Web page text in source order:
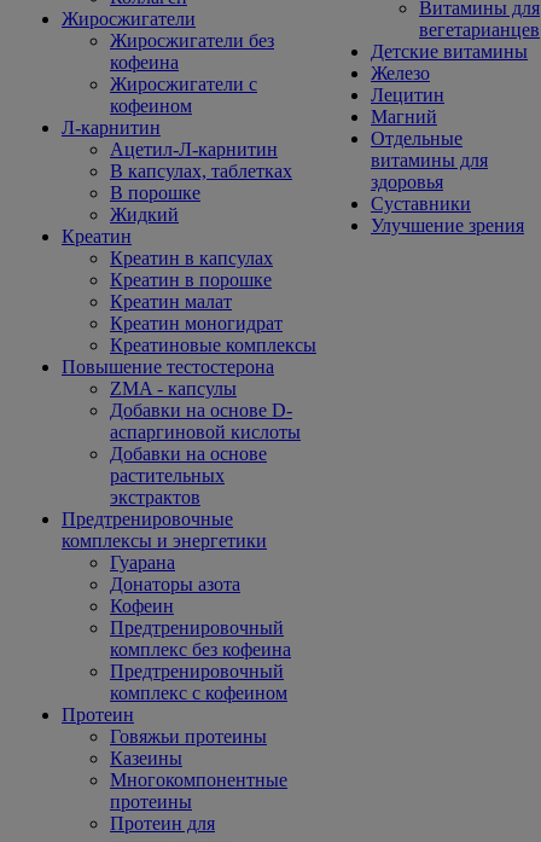
Жиросжигатели
Жиросжигатели без
кофеина
Жиросжигатели с
кофеином
Л-карнитин
Ацетил-Л-карнитин
В капсулах, таблетках
В порошке
Жидкий
Креатин
Креатин в капсулах
Креатин в порошке
Креатин малат
Креатин моногидрат
Креатиновые комплексы
Повышение тестостерона
ZMA - капсулы
Добавки на основе D-
аспаргиновой кислоты
Добавки на основе
растительных
экстрактов
Предтренировочные
комплексы и энергетики
Гуарана
Донаторы азота
Кофеин
Предтренировочный
комплекс без кофеина
Предтренировочный
комплекс с кофеином
Протеин
Говяжьи протеины
Казеины
Многокомпонентные
протеины
Протеин для
Витамины для
вегетарианцев
Детские витамины
Железо
Лецитин
Магний
Отдельные
витамины для
здоровья
Суставники
Улучшение зрения